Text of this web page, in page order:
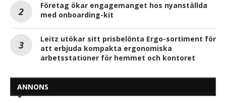
Företag ökar engagemanget hos nyanställda
med onboarding-kit
Leitz utökar sitt prisbelönta Ergo-sortiment för
att erbjuda kompakta ergonomiska
arbetsstationer för hemmet och kontoret
ANNONS